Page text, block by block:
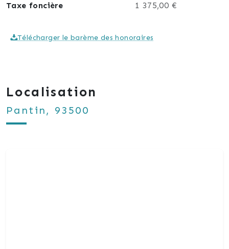
Taxe foncière 1 375,00 €
Télécharger le barème des honoraires
Localisation
Pantin, 93500